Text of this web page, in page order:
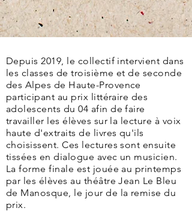
Depuis 2019, le collectif intervient dans
les classes de troisième et de seconde
des Alpes de Haute-Provence
participant au prix littéraire des
adolescents du 04 afin de faire
travailler les élèves sur la lecture à voix
haute d'extraits de livres qu'ils
choisissent. Ces lectures sont ensuite
tissées en dialogue avec un musicien.
La forme finale est jouée au printemps
par les élèves au théâtre Jean Le Bleu
de Manosque, le jour de la remise du
prix.